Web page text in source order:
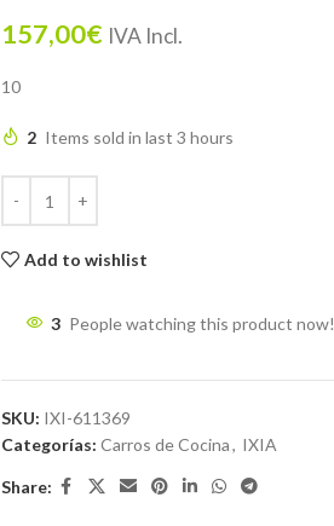
157,00€ IVA Incl.
10
2 Items sold in last 3 hours
Add to wishlist
3 People watching this product now!
SKU: IXI-611369
Categorías: Carros de Cocina, IXIA
Share: